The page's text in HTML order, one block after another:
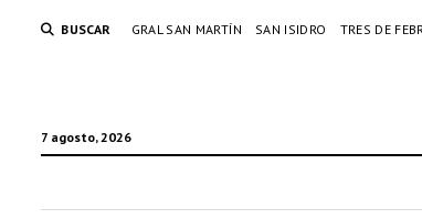
BUSCAR GRAL SAN MARTÍN SAN ISIDRO TRES DE
7 agosto, 2026